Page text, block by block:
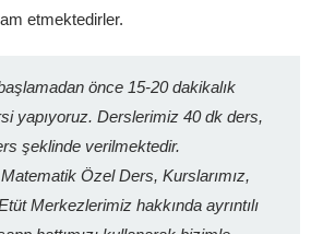
etmektedirler.
önce 15-20 dakikalık
yapıyoruz. Derslerimiz 40 dk ders,
şeklinde verilmektedir.
Özel Ders, Kurslarımız,
Merkezlerimiz hakkında ayrıntılı